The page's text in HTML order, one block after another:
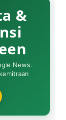
&
News.